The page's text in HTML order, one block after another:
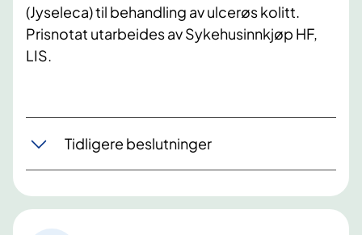
(Jyseleca) til behandling av ulcerøs kolitt.
Prisnotat utarbeides av Sykehusinnkjøp HF,
LIS.
Tidligere beslutninger